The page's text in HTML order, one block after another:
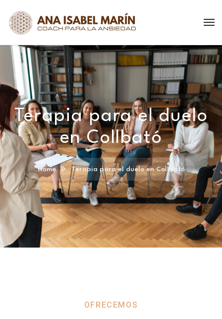
Terapia para el duelo
en Collbató
Home Terapia para el duelo en Collbató
OFRECEMOS